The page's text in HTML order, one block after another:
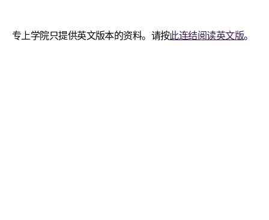
专上学院只提供英文版本的资料。请按此连结阅读英文版。